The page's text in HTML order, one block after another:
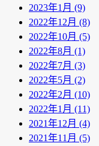
2023年1月 (9)
2022年12月 (8)
2022年10月 (5)
2022年8月 (1)
2022年7月 (3)
2022年5月 (2)
2022年2月 (10)
2022年1月 (11)
2021年12月 (4)
2021年11月 (5)